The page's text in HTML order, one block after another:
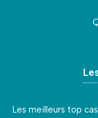
Les meilleurs top